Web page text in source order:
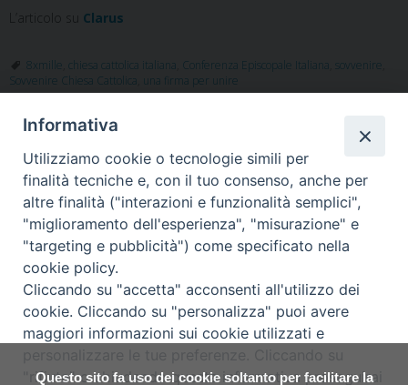
Questo sito fa uso dei cookie soltanto per facilitare la
L’articolo su Clarus
8xmille chiesa cattolica italiana Conferenza Episcopale Italiana sovvenire
Sovvenire Chiesa Cattolica una firma per unire
Ad Alife-Caiazzo l’iniziativa
diocesana “Prima noi” lancia
la campagna 2024 del
Sovvenire
Ad Alife-Caiazzo le
Confraternite e le famiglie si
formano al Sovvenire.
Diocesi di Alife-Caiazzo
Tel: 0823.786166 / 0823.912707
Informativa
Utilizziamo cookie o tecnologie simili per
finalità tecniche e, con il tuo consenso, anche per
altre finalità ("interazioni e funzionalità semplici",
"miglioramento dell'esperienza", "misurazione" e
"targeting e pubblicità") come specificato nella
cookie policy.
Cliccando su "accetta" acconsenti all'utilizzo dei
cookie. Cliccando su "personalizza" puoi avere
maggiori informazioni sui cookie utilizzati e
"rifiuta" o chiudendo questa informativa proseguirai